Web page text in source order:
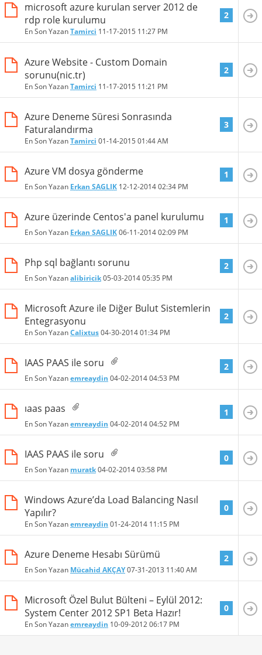
microsoft azure kurulan server 2012 de
rdp role kurulumu
En Son YazanTamirci 11-17-2015 11:27 PM
2
Azure Website - Custom Domain
sorunu(nic.tr)
En Son YazanTamirci 11-17-2015 11:21 PM
2
Azure Deneme Süresi Sonrasında
Faturalandırma
En Son YazanTamirci 01-14-2015 01:44 AM
3
Azure VM dosya gönderme
En Son Yazan Erkan SAGLIK 12-12-201402:34 PM
1
Azure üzerinde Centos'a panel kurulumu
En Son Yazan Erkan SAGLIK06-11-201402:09 PM
1
Php sql bağlantı sorunu
En Son Yazanalibiricik05-03-201405:35 PM
2
Microsoft Azure ile Diğer Bulut Sistemlerin
Entegrasyonu
En Son YazanCalixtus04-30-201401:34 PM
2
IAAS PAAS ile soru
En Son Yazanemreaydin 04-02-201404:53 PM
2
ıaas paas
En Son Yazanemreaydin 04-02-201404:52 PM
1
IAAS PAAS ile soru
En Son Yazan muratk04-02-201403:58 PM
0
Windows Azure’da Load Balancing Nasıl
Yapılır?
En Son Yazanemreaydin 01-24-2014 11:15 PM
0
Azure Deneme Hesabı Sürümü
En Son Yazan Mücahid AKÇAY07-31-2013 11:40 AM
2
Microsoft Özel Bulut Bülteni – Eylül 2012:
System Center 2012 SP1 Beta Hazır!
En Son Yazanemreaydin 10-09-201206:17 PM
0